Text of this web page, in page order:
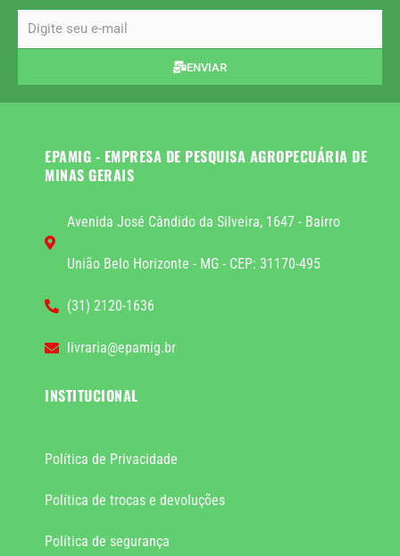
ENVIAR
EPAMIG - EMPRESA DE PESQUISA AGROPECUÁRIA DE
MINAS GERAIS
Avenida José Cândido da Silveira, 1647 - Bairro
União Belo Horizonte - MG - CEP: 31170-495
(31) 2120-1636
livraria@epamig.br
INSTITUCIONAL
Política de Privacidade
Política de trocas e devoluções
Política de segurança